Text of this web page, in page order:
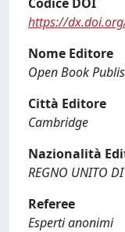
https://
Nome Editore
Open Book
Città Editore
Cambridge
Nazionalità
REGNO UNITO
Referee
Esperti anonimi